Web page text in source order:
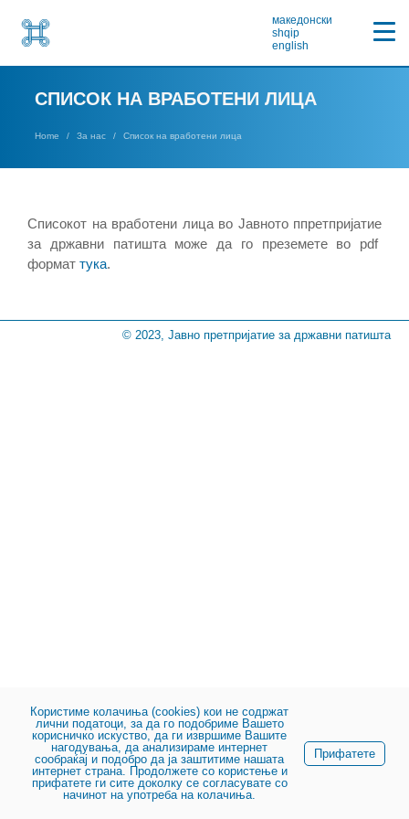
македонски
shqip
english
СПИСОК НА ВРАБОТЕНИ ЛИЦА
Home За нас Список на вработени лица
Списокот на вработени лица во Јавното ппретпријатие
за државни патишта може да го преземете во pdf
формат тука.
© 2023, Јавно претпријатие за државни патишта
Користиме колачиња (cookies) кои не содржат
лични податоци, за да го подобриме Вашето
корисничко искуство, да ги извршиме Вашите
нагодувања, да анализираме интернет
сообраќај и подобро да ја заштитиме нашата
интернет страна. Продолжете со користење и
прифатете ги сите доколку се согласувате со
начинот на употреба на колачиња.
Прифатете